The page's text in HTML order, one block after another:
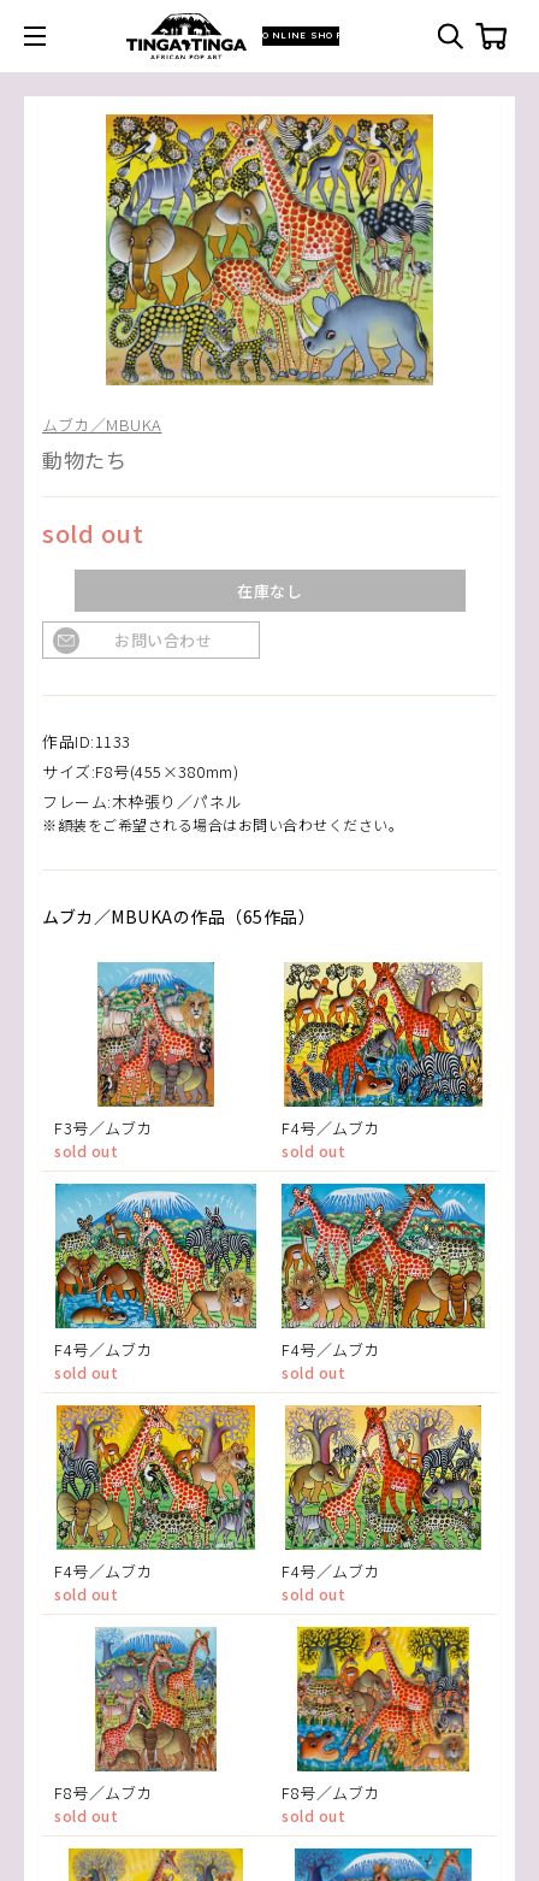
ONLINE SHOP
ムブカ／MBUKA
動物たち
sold out
在庫なし
お問い合わせ
作品ID:1133
サイズ:F8号(455×380mm)
フレーム:木枠張り／パネル
※額装をご希望される場合はお問い合わせください。
ムブカ／MBUKAの作品（65作品）
F3号／ムブカ
sold out
F4号／ムブカ
sold out
F4号／ムブカ
sold out
F4号／ムブカ
sold out
F4号／ムブカ
sold out
F4号／ムブカ
sold out
F8号／ムブカ
sold out
F8号／ムブカ
sold out